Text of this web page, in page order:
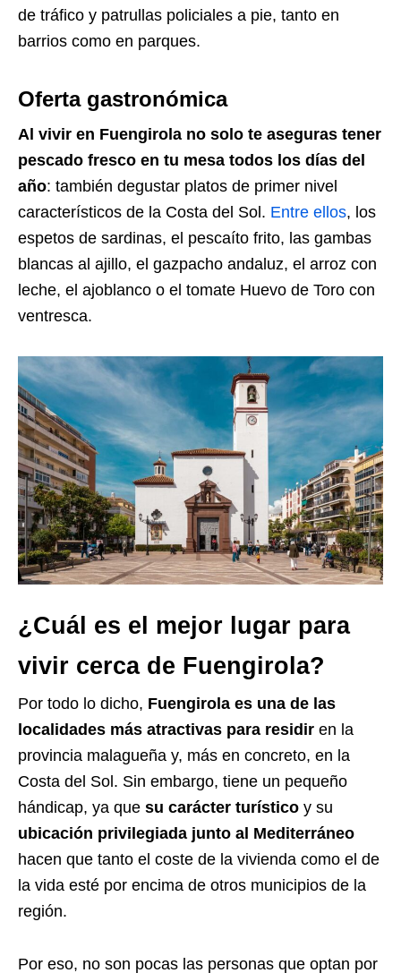
de tráfico y patrullas policiales a pie, tanto en
barrios como en parques.
Oferta gastronómica
Al vivir en Fuengirola no solo te aseguras tener
pescado fresco en tu mesa todos los días del
año: también degustar platos de primer nivel
característicos de la Costa del Sol. Entre ellos, los
espetos de sardinas, el pescaíto frito, las gambas
blancas al ajillo, el gazpacho andaluz, el arroz con
leche, el ajoblanco o el tomate Huevo de Toro con
ventresca.
¿Cuál es el mejor lugar para
vivir cerca de Fuengirola?
Por todo lo dicho, Fuengirola es una de las
localidades más atractivas para residir en la
provincia malagueña y, más en concreto, en la
Costa del Sol. Sin embargo, tiene un pequeño
hándicap, ya que su carácter turístico y su
ubicación privilegiada junto al Mediterráneo
hacen que tanto el coste de la vivienda como el de
la vida esté por encima de otros municipios de la
región.
Por eso, no son pocas las personas que optan por